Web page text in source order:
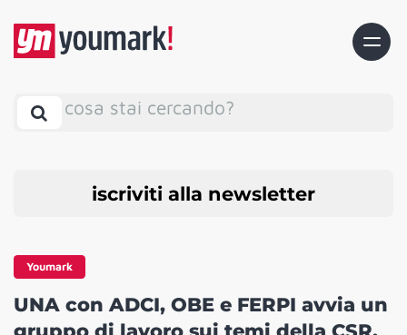
cosa stai cercando?
iscriviti alla newsletter
Youmark
UNA con ADCI, OBE e FERPI avvia un